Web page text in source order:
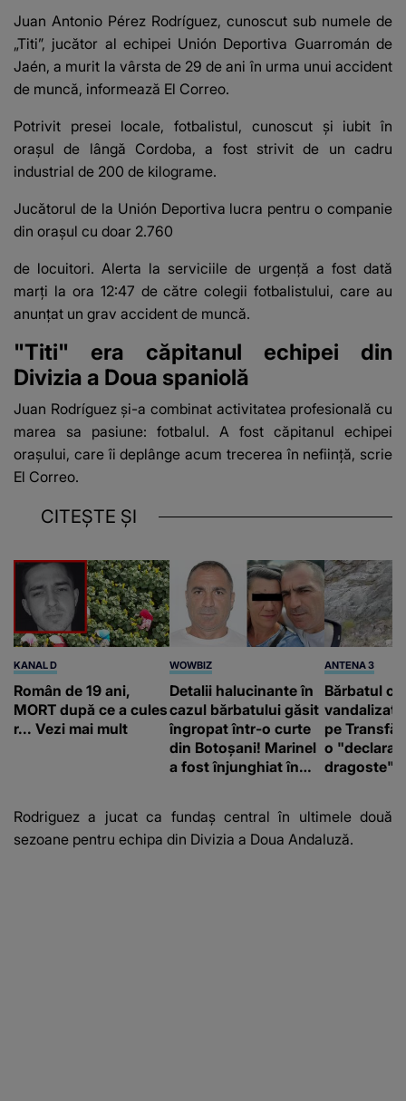
Juan Antonio Pérez Rodríguez, cunoscut sub numele de
„Titi”, jucător al echipei Unión Deportiva Guarromán de
Jaén, a murit la vârsta de 29 de ani în urma unui accident
de muncă, informează El Correo.
Potrivit presei locale, fotbalistul, cunoscut și iubit în
orașul de lângă Cordoba, a fost strivit de un cadru
industrial de 200 de kilograme.
Jucătorul de la Unión Deportiva lucra pentru o companie
din orașul cu doar 2.760
de locuitori. Alerta la serviciile de urgență a fost dată
marți la ora 12:47 de către colegii fotbalistului, care au
anunțat un grav accident de muncă.
"Titi" era căpitanul echipei din
Divizia a Doua spaniolă
Juan Rodríguez și-a combinat activitatea profesională cu
marea sa pasiune: fotbalul. A fost căpitanul echipei
orașului, care îi deplânge acum trecerea în neființă, scrie
El Correo.
CITEȘTE ȘI
KANAL D
Român de 19 ani,
MORT după ce a cules
r... Vezi mai mult
WOWBIZ
Detalii halucinante în
cazul bărbatului găsit
îngropat într-o curte
din Botoșani! Marinel
a fost înjunghiat în
suspecți
ANTENA 3
Bărbatul
vandalizat
pe
o
dragoste"
Rodriguez a jucat ca fundaș central în ultimele două
sezoane pentru echipa din Divizia a Doua Andaluză.